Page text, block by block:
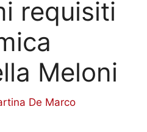
requisiti
Meloni
De Marco